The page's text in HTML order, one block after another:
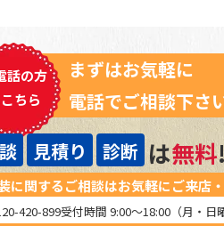
話の方
ちら
まずはお気軽に
電話でご相談下さ
見積り 診断 は無料!
に関するご相談はお気軽にご来店
420-899受付時間 9:00～18:00（月・日